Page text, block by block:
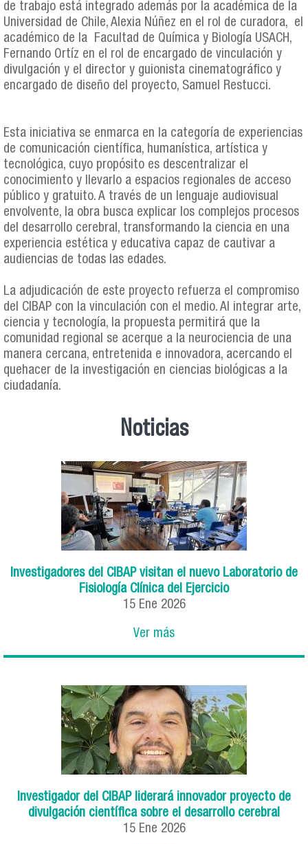
de trabajo está integrado además por la académica de la
Universidad de Chile, Alexia Núñez en el rol de curadora, el
académico de la Facultad de Química y Biología USACH,
Fernando Ortíz en el rol de encargado de vinculación y
divulgación y el director y guionista cinematográfico y
encargado de diseño del proyecto, Samuel Restucci.
Esta iniciativa se enmarca en la categoría de experiencias
de comunicación científica, humanística, artística y
tecnológica, cuyo propósito es descentralizar el
conocimiento y llevarlo a espacios regionales de acceso
público y gratuito. A través de un lenguaje audiovisual
envolvente, la obra busca explicar los complejos procesos
del desarrollo cerebral, transformando la ciencia en una
experiencia estética y educativa capaz de cautivar a
audiencias de todas las edades.
La adjudicación de este proyecto refuerza el compromiso
del CIBAP con la vinculación con el medio. Al integrar arte,
ciencia y tecnología, la propuesta permitirá que la
comunidad regional se acerque a la neurociencia de una
manera cercana, entretenida e innovadora, acercando el
quehacer de la investigación en ciencias biológicas a la
ciudadanía.
Noticias
Investigadores del CIBAP visitan el nuevo Laboratorio de
Fisiología Clínica del Ejercicio
15 Ene 2026
Ver más
Investigador del CIBAP liderará innovador proyecto de
divulgación científica sobre el desarrollo cerebral
15 Ene 2026